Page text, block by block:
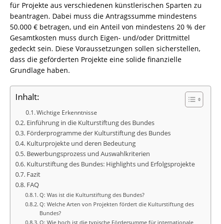
für Projekte aus verschiedenen künstlerischen Sparten zu
beantragen. Dabei muss die Antragssumme mindestens
50.000 € betragen, und ein Anteil von mindestens 20 % der
Gesamtkosten muss durch Eigen- und/oder Drittmittel
gedeckt sein. Diese Voraussetzungen sollen sicherstellen,
dass die geförderten Projekte eine solide finanzielle
Grundlage haben.
Inhalt:
Wichtige Erkenntnisse
Einführung in die Kulturstiftung des Bundes
Förderprogramme der Kulturstiftung des Bundes
Kulturprojekte und deren Bedeutung
Bewerbungsprozess und Auswahlkriterien
Kulturstiftung des Bundes: Highlights und Erfolgsprojekte
Fazit
FAQ
Q: Was ist die Kulturstiftung des Bundes?
Q: Welche Arten von Projekten fördert die Kulturstiftung des
Bundes?
Q: Wie hoch ist die typische Fördersumme für internationale